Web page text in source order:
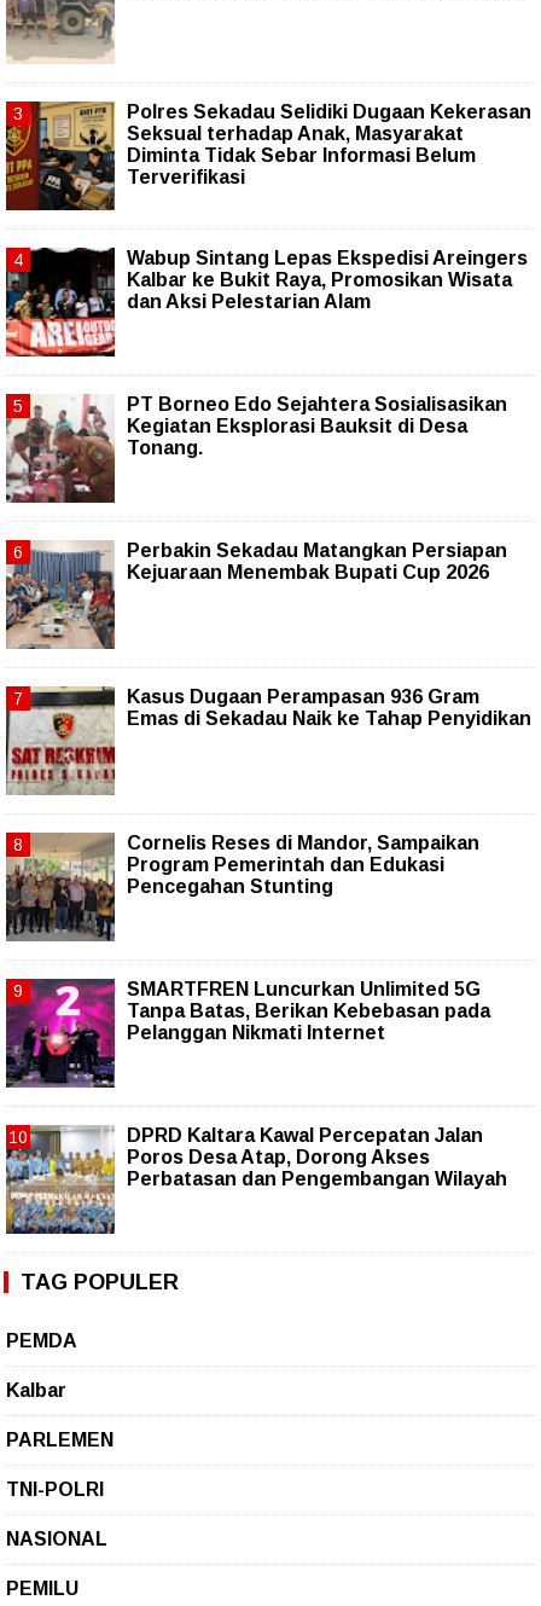
Polres Sekadau Selidiki Dugaan Kekerasan
Seksual terhadap Anak, Masyarakat
Diminta Tidak Sebar Informasi Belum
Terverifikasi
Wabup Sintang Lepas Ekspedisi Areingers
Kalbar ke Bukit Raya, Promosikan Wisata
dan Aksi Pelestarian Alam
PT Borneo Edo Sejahtera Sosialisasikan
Kegiatan Eksplorasi Bauksit di Desa
Tonang.
Perbakin Sekadau Matangkan Persiapan
Kejuaraan Menembak Bupati Cup 2026
Kasus Dugaan Perampasan 936 Gram
Emas di Sekadau Naik ke Tahap Penyidikan
Cornelis Reses di Mandor, Sampaikan
Program Pemerintah dan Edukasi
Pencegahan Stunting
SMARTFREN Luncurkan Unlimited 5G
Tanpa Batas, Berikan Kebebasan pada
Pelanggan Nikmati Internet
DPRD Kaltara Kawal Percepatan Jalan
Poros Desa Atap, Dorong Akses
Perbatasan dan Pengembangan Wilayah
TAG POPULER
PEMDA
Kalbar
PARLEMEN
TNI-POLRI
NASIONAL
PEMILU